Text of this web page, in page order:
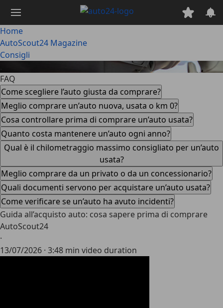
contenuto
principale
Home
AutoScout24 Magazine
Consigli
FAQ
Come scegliere l’auto giusta da comprare?
Meglio comprare un’auto nuova, usata o km 0?
Cosa controllare prima di comprare un’auto usata?
Quanto costa mantenere un’auto ogni anno?
Qual è il chilometraggio massimo consigliato per un’auto
usata?
Meglio comprare da un privato o da un concessionario?
Quali documenti servono per acquistare un’auto usata?
Come verificare se un’auto ha avuto incidenti?
Guida all’acquisto auto: cosa sapere prima di comprare
AutoScout24
·
13/07/2026 · 3:48 min video duration